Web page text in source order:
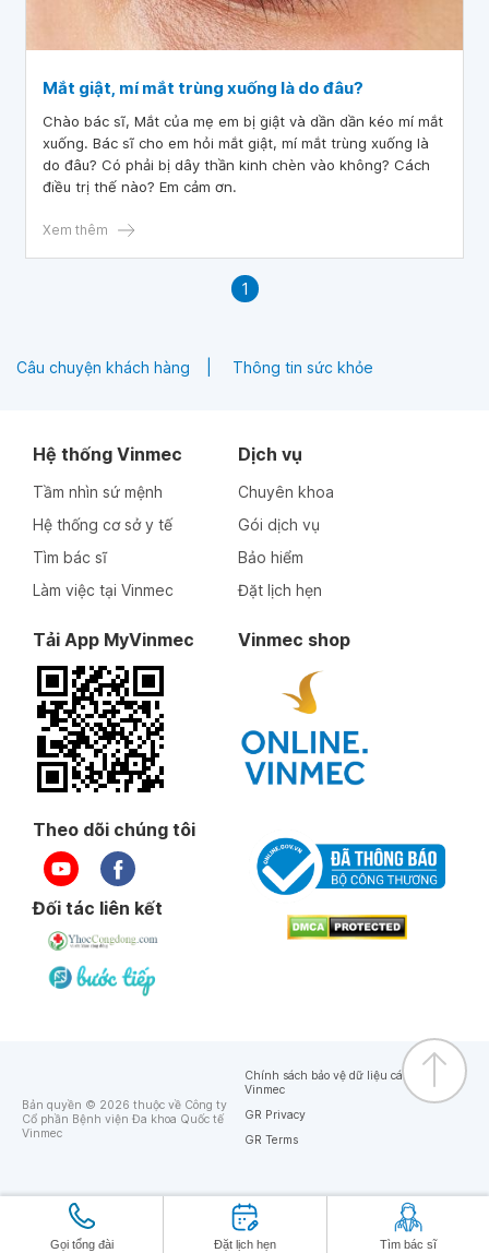
Mắt giật, mí mắt trùng xuống là do đâu?
Chào bác sĩ, Mắt của mẹ em bị giật và dần dần kéo mí mắt
xuống. Bác sĩ cho em hỏi mắt giật, mí mắt trùng xuống là
do đâu? Có phải bị dây thần kinh chèn vào không? Cách
điều trị thế nào? Em cảm ơn.
Xem thêm
1
Câu chuyện khách hàng Thông tin sức khỏe
Gọi tổng đài Đặt lịch hẹn Tìm bác sĩ
Hệ thống Vinmec
Tầm nhìn sứ mệnh
Hệ thống cơ sở y tế
Tìm bác sĩ
Làm việc tại Vinmec
Dịch vụ
Chuyên khoa
Gói dịch vụ
Bảo hiểm
Đặt lịch hẹn
Tải App MyVinmec Vinmec shop
Theo dõi chúng tôi
Đối tác liên kết
Bản quyền © 2026 thuộc về Công ty
Cổ phần Bệnh viện Đa khoa Quốc tế
Vinmec
Chính sách bảo vệ dữ liệu cá nhân của
Vinmec
GR Privacy
GR Terms